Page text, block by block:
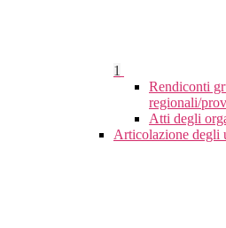
1
Rendiconti
regionali/
Atti degli
Articolazione degli